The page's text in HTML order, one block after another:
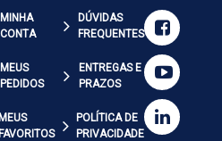
MINHA
CONTA
MEUS
PEDIDOS
MEUS
FAVORITOS
DÚVIDAS
FREQUENTES
ENTREGAS E
PRAZOS
POLÍTICA DE
PRIVACIDADE